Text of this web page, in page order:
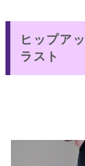
ヒップア
ラスト